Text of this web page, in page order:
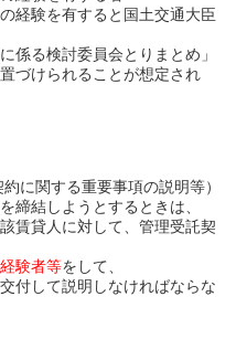
経験を有すると国土交通大臣
る検討委員会とりまとめ」
づけられることが想定され
に関する重要事項の説明等）
締結しようとするときは、
賃貸人に対して、管理受託契
験者等をして、
付して説明しなければならな